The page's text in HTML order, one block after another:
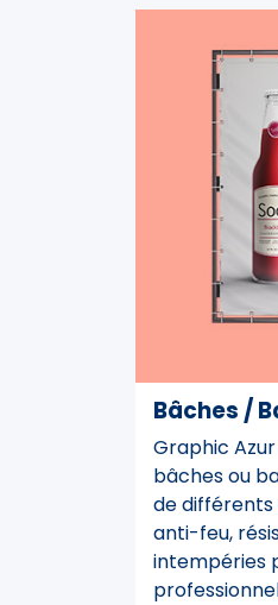
Bâches /
Graphic
bâches ou
de
anti-feu,
intempéries